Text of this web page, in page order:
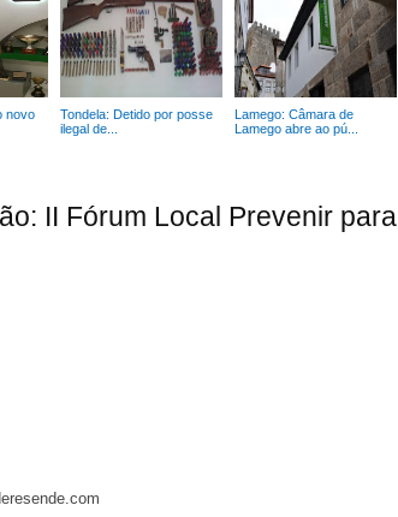
novo
Tondela: Detido por posse
ilegal de...
Lamego: Câmara de
Lamego abre ao pú...
II Fórum Local Prevenir para